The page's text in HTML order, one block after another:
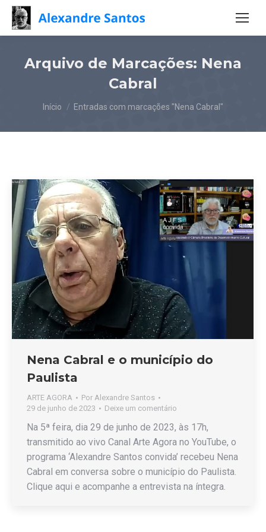
Arquivo de Marcações: Nena
Cabral
Você está aqui:
Início Entradas com marcações "Nena Cabral"
Nena Cabral e o município do
Paulista
ARTE AGORA Por Alexandre Santos
29 de junho de 2023
Deixe um comentário
Na 5ª feira, dia 29 de junho de 2023, às 17h,
transmitido ao vivo Canal Arte Agora no YouTube, o
programa ‘Alexandre Santos convida’ recebeu Nena
Cabral em conversa sobre o município do Paulista.
Clique aqui e acompanhe a entrevista na íntegra.